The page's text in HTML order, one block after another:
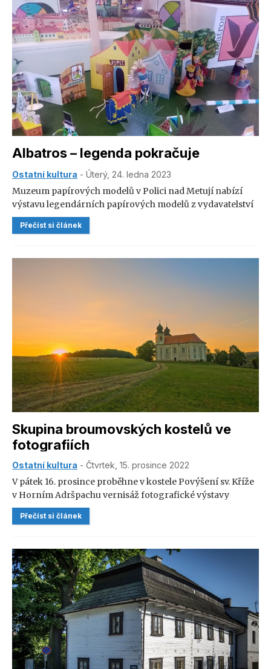
Albatros – legenda pokračuje
Ostatní kultura - Úterý, 24. ledna 2023
Muzeum papírových modelů v Polici nad Metují nabízí
výstavu legendárních papírových modelů z vydavatelství
Albatros. Všichni pamětníci a jejich děti mohou výstavu
navštívit až do 2. 4. 2023.
Přečíst si článek
Skupina broumovských kostelů ve
fotografiích
Ostatní kultura - Čtvrtek, 15. prosince 2022
V pátek 16. prosince proběhne v kostele Povýšení sv. Kříže
v Horním Adršpachu vernisáž fotografické výstavy
skupiny Broumovských kostelů Tempus fugit II neboli Čas
běží. Výstava bude dále ke zhlédnutí v Turistickém
do neděle 22. ledna 2023.
Přečíst si článek